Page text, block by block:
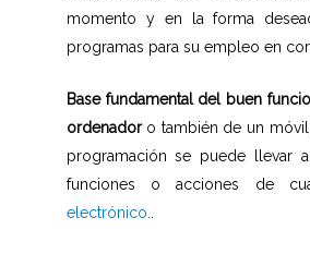
momento y en la forma
programas para su empleo en
Base fundamental del buen
ordenadoro también de un
programación se puede llevar
funciones o acciones de
electrónico.